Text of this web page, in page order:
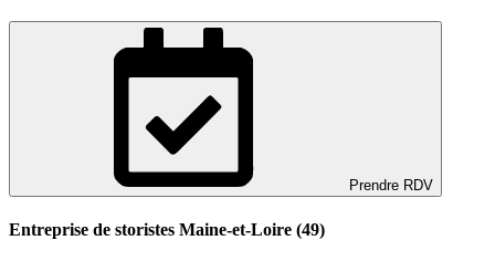
Prendre RDV
Entreprise de storistes Maine-et-Loire (49)